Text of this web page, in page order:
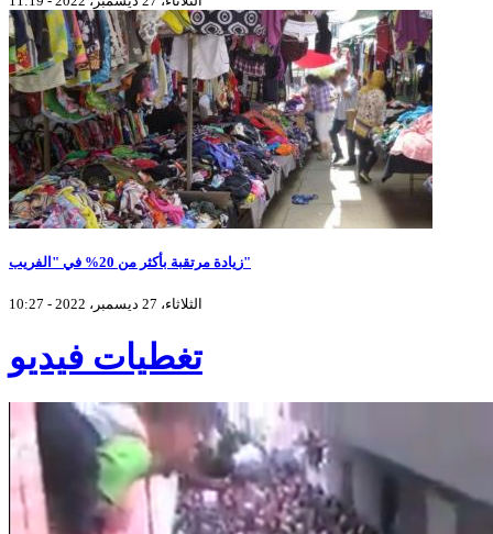
زيادة مرتقبة بأكثر من 20% في "الفريب"
الثلاثاء، 27 ديسمبر، 2022 - 10:27
تغطيات فيديو